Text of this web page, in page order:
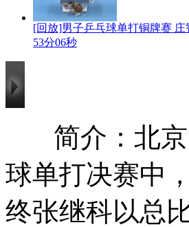
[回放]男子乒乓球单打铜牌赛 庄
53分06秒
简介：北
球单打决赛中
终张继科以总